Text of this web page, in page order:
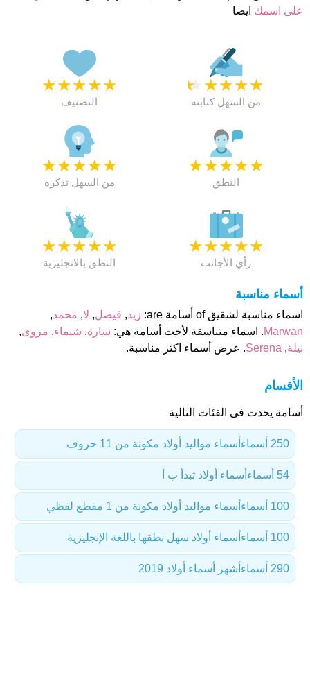
على اسمك ايضا
★
★
★
★
★
التصنيف
★
★
★
★
★
من السهل كتابته
★
★
★
★
★
من السهل تذكره
★
★
★
★
★
النطق
★
★
★
★
★
النطق بالانجليزية
★
★
★
★
★
رأي الأجانب
أسماء مناسبة
اسماء مناسبة لشقيق of أسامة are: زيد, فيصل, لا, محمد,
Marwan. اسماء متناسقة لأخت أسامة هي: سارة, شيماء, مروى,
نيلة,
Serena. عرض أسماء اكثر مناسبة.
الأقسام
أسامة يحدث فى الفئات التالية
أسماء مواليد أولاد مكونة من 11 حروف 250 أسماء
أسماء أولاد تبدأ ب أ 54 أسماء
أسماء مواليد أولاد مكونة من 1 مقطع لفظي 100 أسماء
أسماء أولاد سهل نطقها باللغة الإنجليزية 100 أسماء
أشهر أسماء أولاد 2019 290 أسماء